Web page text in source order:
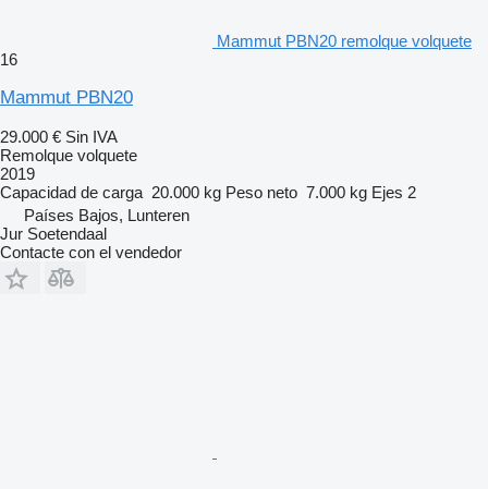
Mammut PBN20 remolque volquete
16
Mammut PBN20
29.000 € Sin IVA
Remolque volquete
2019
Capacidad de carga 20.000 kg Peso neto 7.000 kg Ejes 2
Países Bajos, Lunteren
Jur Soetendaal
Contacte con el vendedor